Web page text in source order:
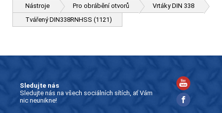
Nástroje Pro obrábění otvorů
Vrtáky DIN 338
Tvářený DIN338RNHSS (1121)
Sledujte nás
Sledujte nás na všech sociálních sítích, ať Vám
nic neunikne!